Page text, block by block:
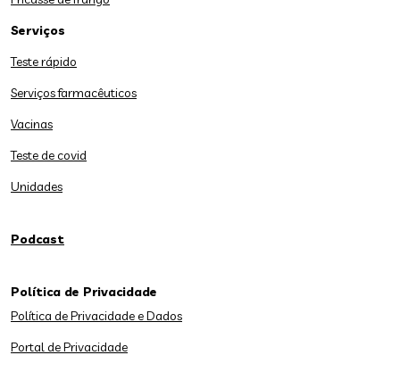
Serviços
Teste rápido
Serviços farmacêuticos
Vacinas
Teste de covid
Unidades
Podcast
Política de Privacidade
Política de Privacidade e Dados
Portal de Privacidade